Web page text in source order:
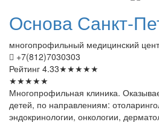
Основа Санкт-
многопрофильный медицинский
+7(812)7030303
Рейтинг 4.33★★★★★
★★★★★
Многопрофильная клиника.
детей, по направлениям:
эндокринологии, онкологии,